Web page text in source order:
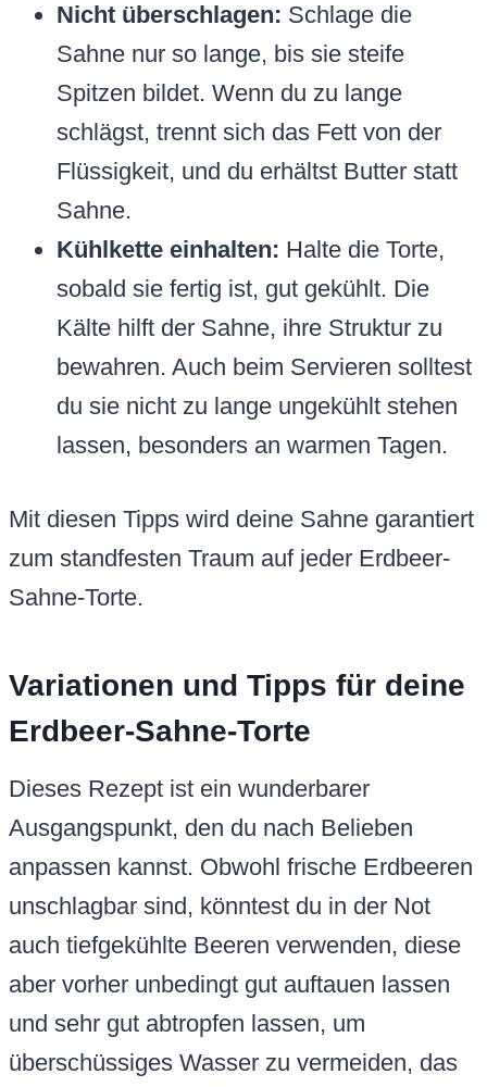
Nicht überschlagen: Schlage die
Sahne nur so lange, bis sie steife
Spitzen bildet. Wenn du zu lange
schlägst, trennt sich das Fett von der
Flüssigkeit, und du erhältst Butter statt
Sahne.
Kühlkette einhalten: Halte die Torte,
sobald sie fertig ist, gut gekühlt. Die
Kälte hilft der Sahne, ihre Struktur zu
bewahren. Auch beim Servieren solltest
du sie nicht zu lange ungekühlt stehen
lassen, besonders an warmen Tagen.
Mit diesen Tipps wird deine Sahne garantiert
zum standfesten Traum auf jeder Erdbeer-
Sahne-Torte.
Variationen und Tipps für deine
Erdbeer-Sahne-Torte
Dieses Rezept ist ein wunderbarer
Ausgangspunkt, den du nach Belieben
anpassen kannst. Obwohl frische Erdbeeren
unschlagbar sind, könntest du in der Not
auch tiefgekühlte Beeren verwenden, diese
aber vorher unbedingt gut auftauen lassen
und sehr gut abtropfen lassen, um
überschüssiges Wasser zu vermeiden, das